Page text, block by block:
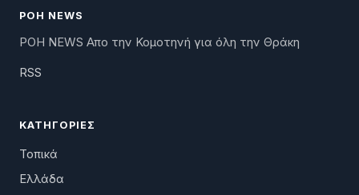
ΡΟΗ NEWS
ΡΟΗ NEWS Απο την Κομοτηνή για όλη την Θράκη
RSS
ΚΑΤΗΓΟΡΊΕΣ
Τοπικά
Ελλάδα